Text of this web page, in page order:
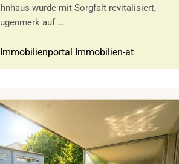
wurde mit Sorgfalt revitalisiert,
auf ...
Immobilien-at